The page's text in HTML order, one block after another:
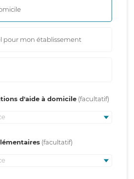
pour mon établissement
d'aide à domicile